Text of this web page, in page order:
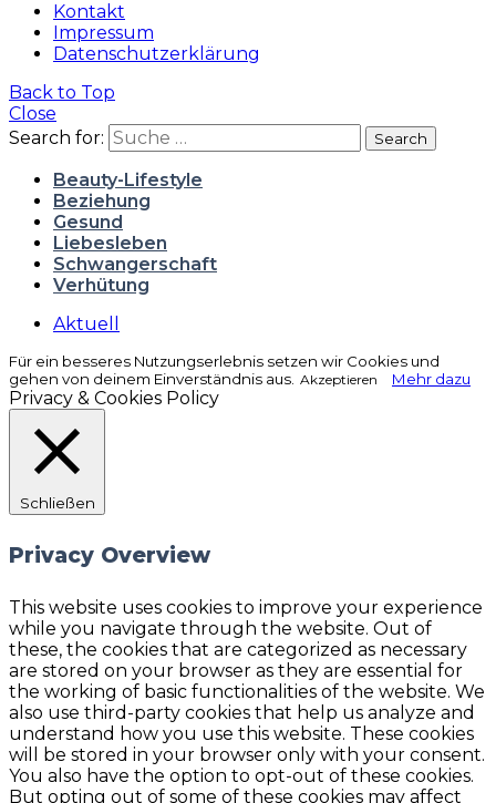
Kontakt
Impressum
Datenschutzerklärung
Back to Top
Close
Search for:
Search
Beauty-Lifestyle
Beziehung
Gesund
Liebesleben
Schwangerschaft
Verhütung
Aktuell
Für ein besseres Nutzungserlebnis setzen wir Cookies und
gehen von deinem Einverständnis aus. Akzeptieren Mehr dazu
Privacy & Cookies Policy
Schließen
Privacy Overview
This website uses cookies to improve your experience
while you navigate through the website. Out of
these, the cookies that are categorized as necessary
are stored on your browser as they are essential for
the working of basic functionalities of the website. We
also use third-party cookies that help us analyze and
understand how you use this website. These cookies
will be stored in your browser only with your consent.
You also have the option to opt-out of these cookies.
But opting out of some of these cookies may affect